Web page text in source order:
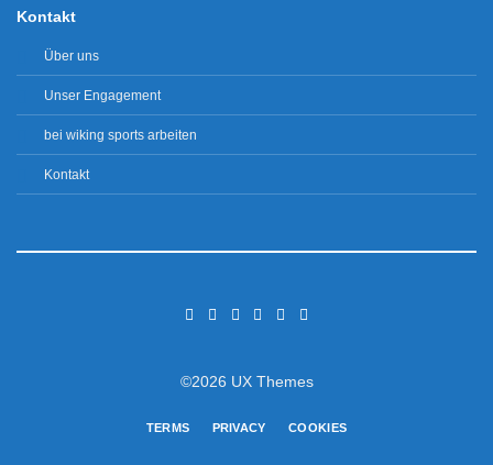
Kontakt
Über uns
Unser Engagement
bei wiking sports arbeiten
Kontakt
©2026 UX Themes
TERMS PRIVACY COOKIES